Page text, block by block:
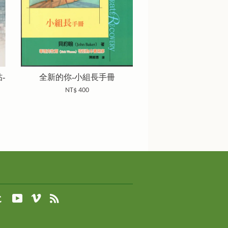
- 全新的你-小組長手冊
NT$ 400
Tumblr YouTubeVimeo